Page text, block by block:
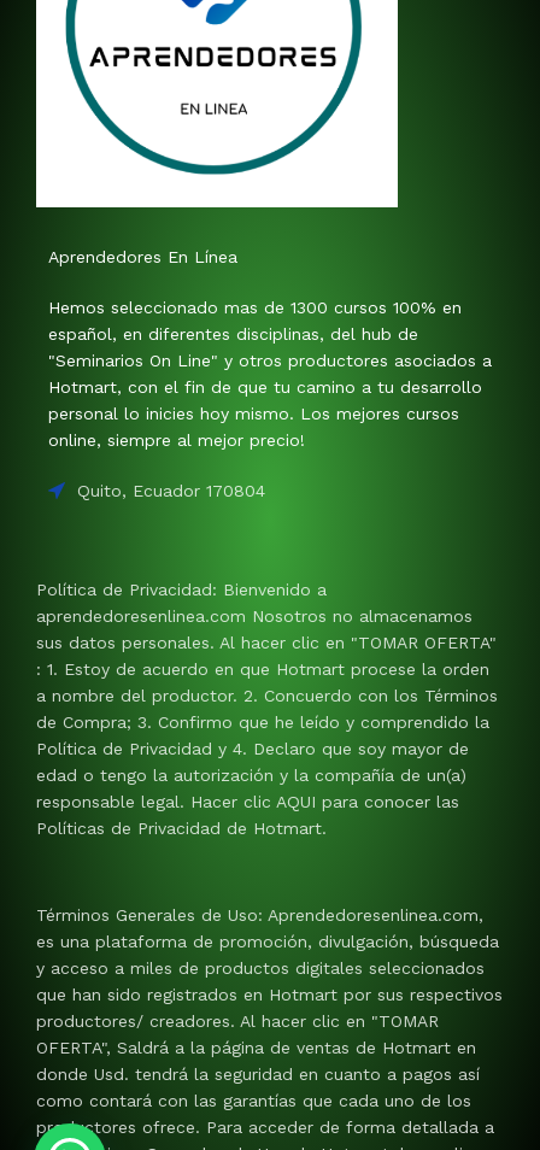
Aprendedores En Línea
Hemos seleccionado mas de 1300 cursos 100% en
español, en diferentes disciplinas, del hub de
"Seminarios On Line" y otros productores asociados a
Hotmart, con el fin de que tu camino a tu desarrollo
personal lo inicies hoy mismo. Los mejores cursos
online, siempre al mejor precio!
Quito, Ecuador 170804
Política de Privacidad: Bienvenido a
aprendedoresenlinea.com Nosotros no almacenamos
sus datos personales. Al hacer clic en "TOMAR OFERTA"
: 1. Estoy de acuerdo en que Hotmart procese la orden
a nombre del productor. 2. Concuerdo con los Términos
de Compra; 3. Confirmo que he leído y comprendido la
Política de Privacidad y 4. Declaro que soy mayor de
edad o tengo la autorización y la compañía de un(a)
responsable legal. Hacer clic AQUI para conocer las
Políticas de Privacidad de Hotmart.
Términos Generales de Uso: Aprendedoresenlinea.com,
es una plataforma de promoción, divulgación, búsqueda
y acceso a miles de productos digitales seleccionados
que han sido registrados en Hotmart por sus respectivos
productores/ creadores. Al hacer clic en "TOMAR
OFERTA", Saldrá a la página de ventas de Hotmart en
donde Usd. tendrá la seguridad en cuanto a pagos así
como contará con las garantías que cada uno de los
productores ofrece. Para acceder de forma detallada a